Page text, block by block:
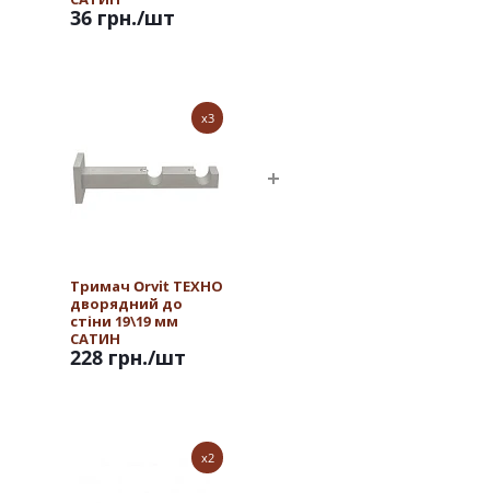
36 грн./шт
x3
Тримач Orvit ТЕХНО
дворядний до
стіни 19\19 мм
САТИН
228 грн./шт
x2